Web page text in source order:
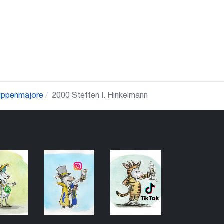
2000 Steffen I. Hinkelmann